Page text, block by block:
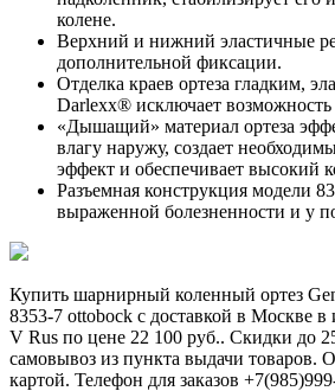
колене.
Верхний и нижний эластичные
дополнительной фиксации.
Отделка краев ортеза гладким,
Darlexx® исключает возможность
«Дышащий» материал ортеза
влагу наружу, создает
эффект и обеспечивает высокий
Разъемная конструкция модели
выраженной болезненности и у
Купить шарнирный коленный ортез
8353-7 ottobock с доставкой в Москве в
V Rus по цене 22 100 руб.. Скидки до
самовывоз из пункта выдачи товаров.
картой. Телефон для заказов